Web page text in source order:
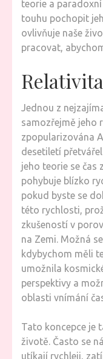
teorie a
touhu pochopit
ovlivňuje naše
pracovat,
Jednou z
samozřejmě jeho
zpopularizována
desetiletí
jeho teorie se čas
pohybuje blízko
pokud byste se
této rychlosti,
zkušeností v
na Zemi. Možná
kdybychom měli
umožnila
perspektivy a
oblasti vnímání
Tato koncepce je
životě. Často se
utíkají rychleji,